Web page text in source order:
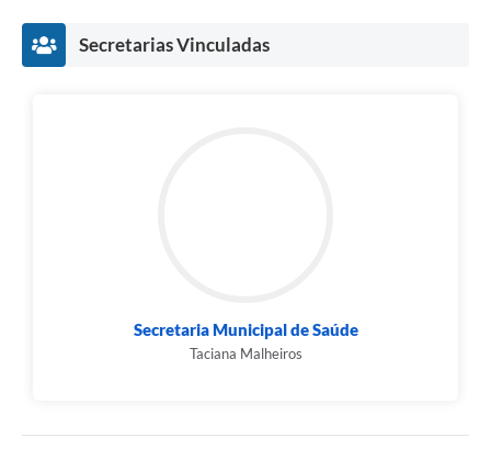
Secretarias Vinculadas
Secretaria Municipal de Saúde
Taciana Malheiros